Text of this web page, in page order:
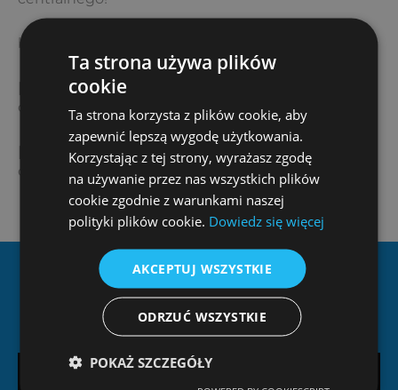
biuro@ziterm.pl
[page-generator-pro-related-links limit=”3″
orderby=”rand” order=”asc” group_id=”1696″]
[page-generator-pro-related-links limit=”3″
orderby=”rand” order=”desc” group_id=”1696″]
Dlaczego Ziterm?
Ta strona używa plików
cookie
Ta strona korzysta z plików cookie, aby
zapewnić lepszą wygodę użytkowania.
Korzystając z tej strony, wyrażasz zgodę
na używanie przez nas wszystkich plików
cookie zgodnie z warunkami naszej
polityki plików cookie. Dowiedz się więcej
AKCEPTUJ WSZYSTKIE
ODRZUĆ WSZYSTKIE
POKAŻ SZCZEGÓŁY